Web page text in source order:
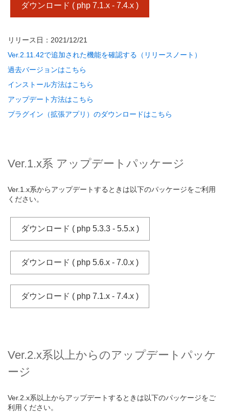
ダウンロード ( php 7.1.x - 7.4.x )
リリース日：2021/12/21
Ver.2.11.42で追加された機能を確認する（リリースノート）
過去バージョンはこちら
インストール方法はこちら
アップデート方法はこちら
プラグイン（拡張アプリ）のダウンロードはこちら
Ver.1.x系 アップデートパッケージ
Ver.1.x系からアップデートするときは以下のパッケージをご利用
ください。
ダウンロード ( php 5.3.3 - 5.5.x )
ダウンロード ( php 5.6.x - 7.0.x )
ダウンロード ( php 7.1.x - 7.4.x )
Ver.2.x系以上からのアップデートパッケ
ージ
Ver.2.x系以上からアップデートするときは以下のパッケージをご
利用ください。